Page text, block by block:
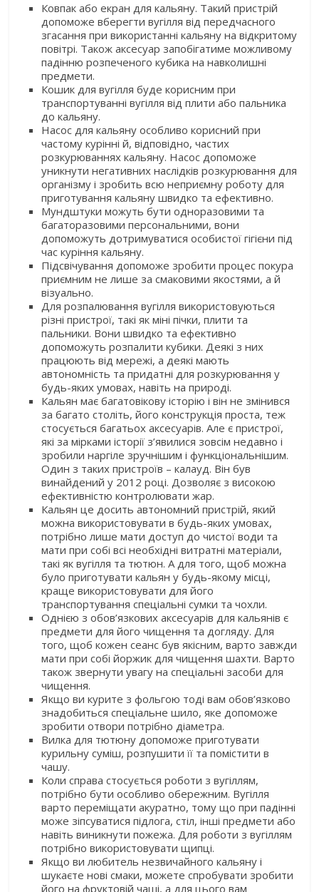
Ковпак або екран для кальяну. Такий пристрій
допоможе вберегти вугілля від передчасного
згасання при використанні кальяну на відкритому
повітрі. Також аксесуар запобігатиме можливому
падінню розпеченого кубика на навколишні
предмети.
Кошик для вугілля буде корисним при
транспортуванні вугілля від плити або пальника
до кальяну.
Насос для кальяну особливо корисний при
частому курінні й, відповідно, частих
розкурюваннях кальяну. Насос допоможе
уникнути негативних наслідків розкурювання для
організму і зробить всю неприємну роботу для
приготування кальяну швидко та ефективно.
Мундштуки можуть бути одноразовими та
багаторазовими персональними, вони
допоможуть дотримуватися особистої гігієни під
час куріння кальяну.
Підсвічування допоможе зробити процес покура
приємним не лише за смаковими якостями, а й
візуально.
Для розпалювання вугілля використовуються
різні пристрої, такі як міні пічки, плити та
пальники. Вони швидко та ефективно
допоможуть розпалити кубики. Деякі з них
працюють від мережі, а деякі мають
автономність та придатні для розкурювання у
будь-яких умовах, навіть на природі.
Кальян має багатовікову історію і він не змінився
за багато століть, його конструкція проста, теж
стосується багатьох аксесуарів. Але є пристрої,
які за мірками історії з’явилися зовсім недавно і
зробили наргіле зручнішим і функціональнішим.
Один з таких пристроїв – калауд. Він був
винайдений у 2012 році. Дозволяє з високою
ефективністю контролювати жар.
Кальян це досить автономний пристрій, який
можна використовувати в будь-яких умовах,
потрібно лише мати доступ до чистої води та
мати при собі всі необхідні витратні матеріали,
такі як вугілля та тютюн. А для того, щоб можна
було приготувати кальян у будь-якому місці,
краще використовувати для його
транспортування спеціальні сумки та чохли.
Однією з обов’язкових аксесуарів для кальянів є
предмети для його чищення та догляду. Для
того, щоб кожен сеанс був якісним, варто завжди
мати при собі йоржик для чищення шахти. Варто
також звернути увагу на спеціальні засоби для
чищення.
Якщо ви курите з фольгою тоді вам обов’язково
знадобиться спеціальне шило, яке допоможе
зробити отвори потрібно діаметра.
Вилка для тютюну допоможе приготувати
курильну суміш, розпушити її та помістити в
чашу.
Коли справа стосується роботи з вугіллям,
потрібно бути особливо обережним. Вугілля
варто переміщати акуратно, тому що при падінні
може зіпсуватися підлога, стіл, інші предмети або
навіть виникнути пожежа. Для роботи з вугіллям
потрібно використовувати щипці.
Якщо ви любитель незвичайного кальяну і
шукаєте нові смаки, можете спробувати зробити
його на фруктовій чаші, а для цього вам